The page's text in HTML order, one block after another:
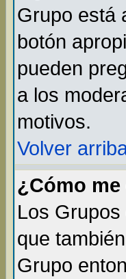
Grupo está
botón
pueden
a los
motivos.
Volver
¿Cómo
Los
que
Grupo